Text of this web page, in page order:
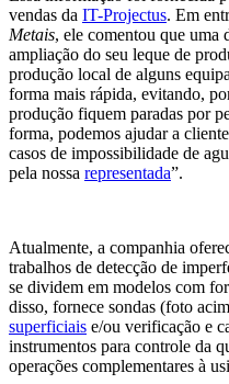
vendas da IT-Projectus. Em
Metais, ele comentou que uma
ampliação do seu leque de
produção local de alguns
forma mais rápida, evitando,
produção fiquem paradas por
forma, podemos ajudar a
casos de impossibilidade de
pela nossa representada”.
Atualmente, a companhia
trabalhos de detecção de
se dividem em modelos com
disso, fornece sondas (foto
superficiais e/ou verificação e
instrumentos para controle da
operações complementares à